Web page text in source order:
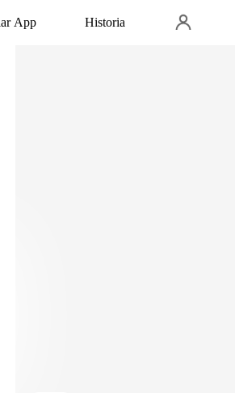
App Historia